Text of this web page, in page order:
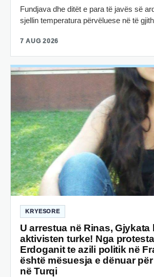
Fundjava dhe ditët e para të javës së
sjellin temperatura përvëluese në të
7 AUG 2026
KRYESORE
U arrestua në Rinas, Gjykata
aktivisten turke! Nga
Erdoganit te azili politik në
është mësuesja e dënuar
në Turqi